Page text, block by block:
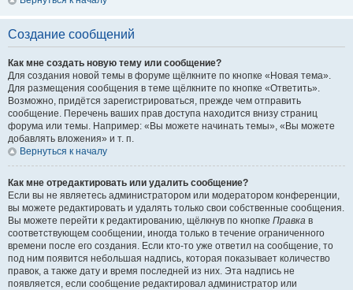
Создание сообщений
Как мне создать новую тему или сообщение?
Для создания новой темы в форуме щёлкните по кнопке «Новая тема».
Для размещения сообщения в теме щёлкните по кнопке «Ответить».
Возможно, придётся зарегистрироваться, прежде чем отправить
сообщение. Перечень ваших прав доступа находится внизу страниц
форума или темы. Например: «Вы можете начинать темы», «Вы можете
добавлять вложения» и т. п.
Вернуться к началу
Как мне отредактировать или удалить сообщение?
Если вы не являетесь администратором или модератором конференции,
вы можете редактировать и удалять только свои собственные сообщения.
Вы можете перейти к редактированию, щёлкнув по кнопке Правка в
соответствующем сообщении, иногда только в течение ограниченного
времени после его создания. Если кто-то уже ответил на сообщение, то
под ним появится небольшая надпись, которая показывает количество
правок, а также дату и время последней из них. Эта надпись не
появляется, если сообщение редактировал администратор или